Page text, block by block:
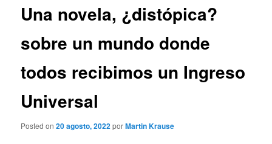
Una novela, ¿distópica?
sobre un mundo donde
todos recibimos un Ingreso
Universal
Posted on20 agosto, 2022porMartin Krause